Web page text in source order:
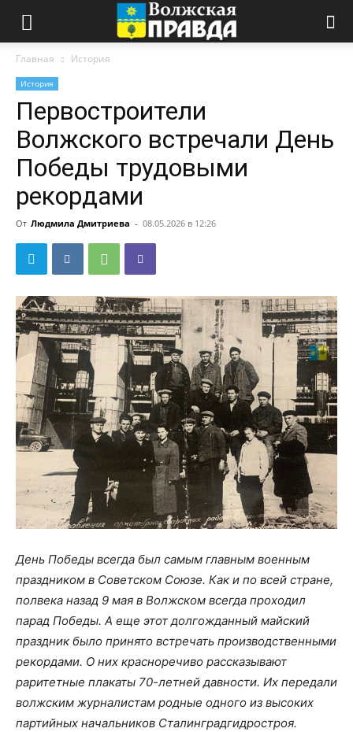
Главная История
История
Первостроители
Волжского встречали День
Победы трудовыми
рекордами
От Людмила Дмитриева - 08.05.2026 в 12:26
День Победы всегда был самым главным военным
праздником в Советском Союзе. Как и по всей стране,
полвека назад 9 мая в Волжском всегда проходил
парад Победы. А еще этот долгожданный майский
праздник было принято встречать производственными
рекордами. О них красноречиво рассказывают
раритетные плакаты 70-летней давности. Их передали
волжским журналистам родные одного из высоких
партийных начальников Сталинградгидростроя.